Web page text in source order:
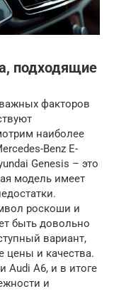
подходящие
факторов
наиболее
Benz E-
Genesis – это
модель имеет
роскоши и
быть довольно
вариант,
цены и качества.
Audi A6, и в итоге
и